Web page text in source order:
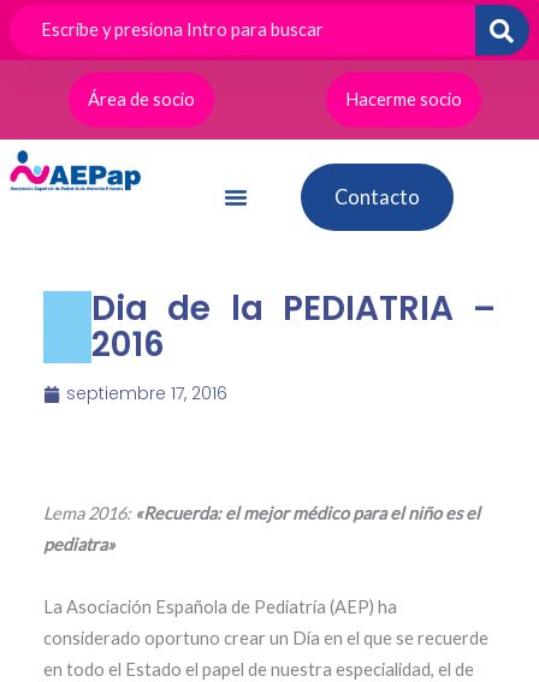
contenido
Área de socio
Hacerme socio
Contacto
Dia de la PEDIATRIA –
2016
septiembre 17, 2016
Lema 2016:«Recuerda: el mejor médico para el niño es el
pediatra»
La Asociación Española de Pediatría (AEP) ha
considerado oportuno crear un Día en el que se recuerde
en todo el Estado el papel de nuestra especialidad, el de